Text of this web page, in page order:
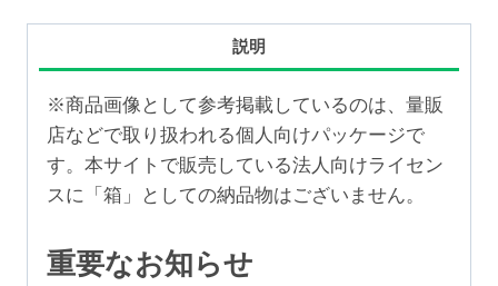
接
続
ラ
イ
セ
ス
新
説明
※商品画像として参考掲載しているのは、量販
店などで取り扱われる個人向けパッケージで
す。本サイトで販売している法人向けライセン
スに「箱」としての納品物はございません。
重要なお知らせ